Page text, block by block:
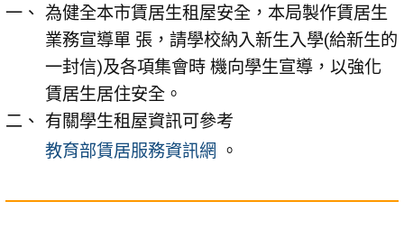
為健全本市賃居生租屋安全，本局製作賃居生
業務宣導單 張，請學校納入新生入學(給新生的
一封信)及各項集會時 機向學生宣導，以強化
賃居生居住安全。
有關學生租屋資訊可參考
教育部賃居服務資訊網 。